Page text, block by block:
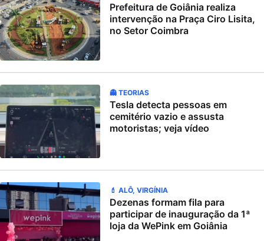
Prefeitura de Goiânia realiza
intervenção na Praça Ciro Lisita,
no Setor Coimbra
👻 TEORIAS
Tesla detecta pessoas em
cemitério vazio e assusta
motoristas; veja vídeo
💄 ALÔ, VIRGÍNIA
Dezenas formam fila para
participar de inauguração da 1ª
loja da WePink em Goiânia